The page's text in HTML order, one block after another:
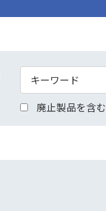
廃止製品を含む